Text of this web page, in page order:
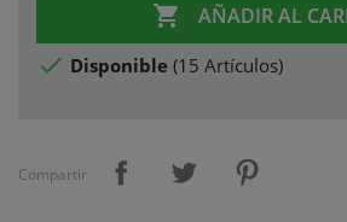
 AÑADIR AL
 Disponible (15 Artículos)
Compartir